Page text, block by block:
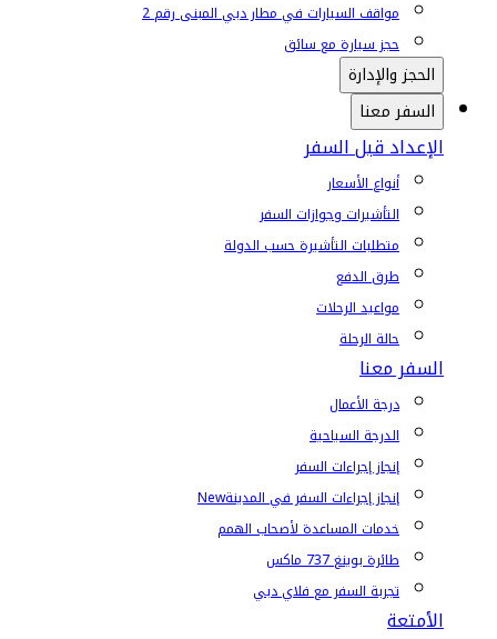
مواقف السيارات في مطار دبي المبنى رقم 2
حجز سيارة مع سائق
الحجز والإدارة
السفر معنا
الإعداد قبل السفر
أنواع الأسعار
التأشيرات وجوازات السفر
متطلبات التأشيرة حسب الدولة
طرق الدفع
مواعيد الرحلات
حالة الرحلة
السفر معنا
درجة الأعمال
الدرجة السياحية
إنجاز إجراءات السفر
إنجاز إجراءات السفر في المدينةNew
خدمات المساعدة لأصحاب الهمم
طائرة بوينغ 737 ماكس
تجربة السفر مع فلاي دبي
الأمتعة